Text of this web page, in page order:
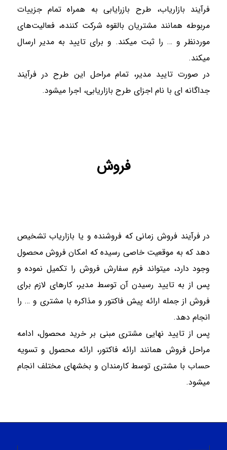
فرآیند بازاریاب، طرح بازرایابی به همراه تمام جزییات
مربوطه همانند مشتریان بالقوه شرکت کننده، فعالیت‌های
موردنظر و … را ثبت میکند. و برای تایید به مدیر ارسال
میکند.
در صورت تایید مدیر، تمام مراحل این طرح در فرآیند
جداگانه ای با نام اجزای طرح بازاریابی، اجرا میشود.
فروش
در فرآیند فروش زمانی که فروشنده و یا بازاریاب تشخیص
دهد که به موقعیت خاصی رسیده که امکان فروش محصول
وجود دارد، میتواند فرم سفارش فروش را تکمیل نموده و
پس از به تایید رسیدن آن توسط مدیر، کارهای لازم برای
فروش از جمله ارائه پیش فاکتور و مذاکره با مشتری و … را
انجام دهد.
پس از تایید نهایی مشتری مبنی بر خرید محصول، ادامه
مراحل فروش همانند ارائه فاکتور، ارائه محصول و تسویه
حساب با مشتری توسط کارمندان و بخشهای مختلف انجام
میشود.